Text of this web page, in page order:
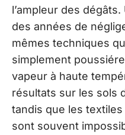
l’ampleur des
des années de
mêmes techniques
simplement
vapeur à haute
résultats sur les sols
tandis que les
sont souvent